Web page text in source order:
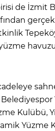
de İzmit
Kulübü,
Yüzme